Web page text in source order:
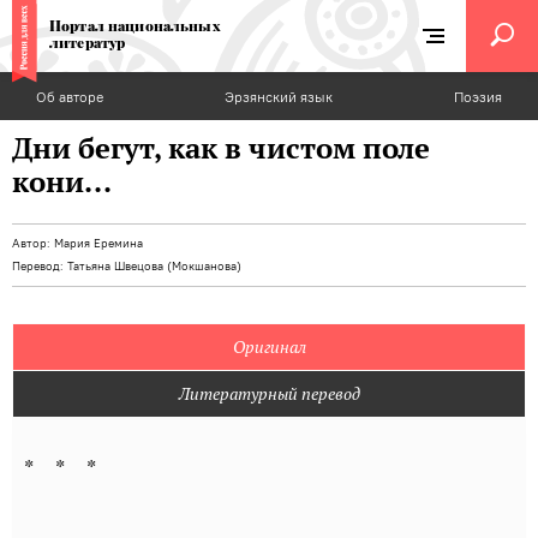
Портал национальных
литератур
Об авторе Эрзянский язык Поэзия
Дни бегут, как в чистом поле
кони...
Автор: Мария Еремина
Перевод: Татьяна Швецова (Мокшанова)
Оригинал
Литературный перевод
* * *